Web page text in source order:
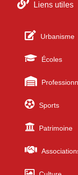
Liens utiles
Urbanisme
Écoles
Sports
Patrimoine